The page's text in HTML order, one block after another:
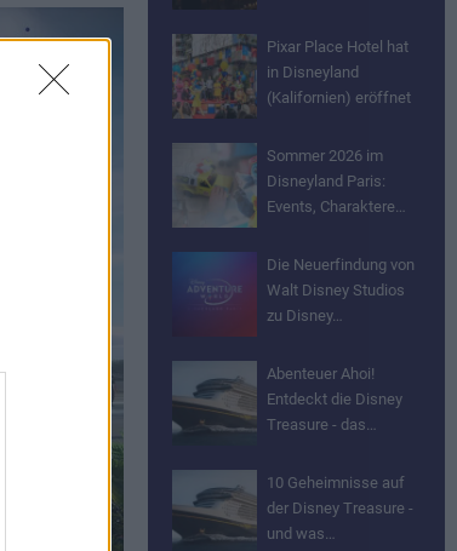
Pixar Place Hotel hat
in Disneyland
(Kalifornien) eröffnet
Sommer 2026 im
Disneyland Paris:
Events, Charaktere…
Die Neuerfindung von
Walt Disney Studios
zu Disney…
Abenteuer Ahoi!
Entdeckt die Disney
Treasure - das…
10 Geheimnisse auf
der Disney Treasure -
und was…